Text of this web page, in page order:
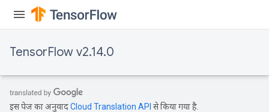
TensorFlow v2.14.0
इस पेज का अनुवादCloud Translation API से किया गया है.